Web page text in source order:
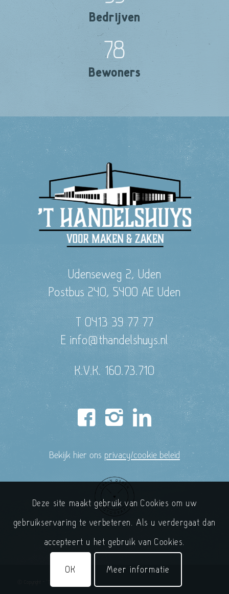
Bedrijven
78
Bewoners
Udenseweg 2, Uden
Postbus 240, 5400 AE Uden
T 0413 39 77 77
E info@thandelshuys.nl
K.V.K. 160.73.710
Bekijk hier ons privacy/cookie beleid
Deze site maakt gebruik van Cookies om uw
gebruikservaring te verbeteren. Als u verdergaat dan
accepteert u het gebruik van Cookies.
OK Meer informatie